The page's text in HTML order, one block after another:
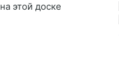
этой доске